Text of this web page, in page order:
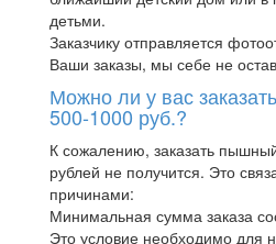
детьми.
Заказчику отправляется
Ваши заказы, мы себе не
Можно ли у вас
500-1000 руб.?
К сожалению, заказать
рублей не получится. Это
причинами:
Минимальная сумма заказа
Это условие необходимо для